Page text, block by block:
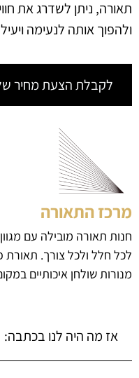
תאורה, ניתן לשדרג את
ולהפוך אותה לנעימה
לקבלת הצעת מחיר
מרכז התאורה
חנות תאורה מובילה עם
לכל חלל ולכל צורך. תאורת
מנורות שולחן איכותיים
אז מה היה לנו בכתבה: